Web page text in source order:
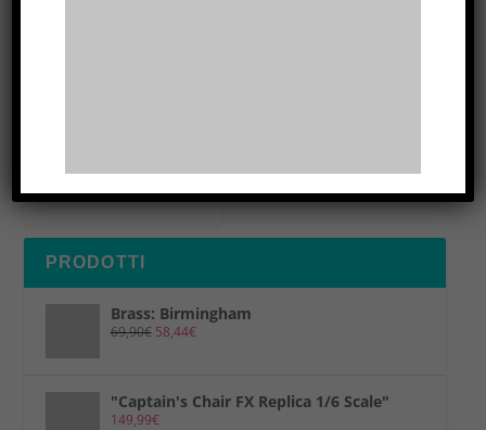
49,90€
PRODOTTI
Brass: Birmingham
69,90€ 58,44€
"Captain's Chair FX Replica 1/6 Scale"
149,99€